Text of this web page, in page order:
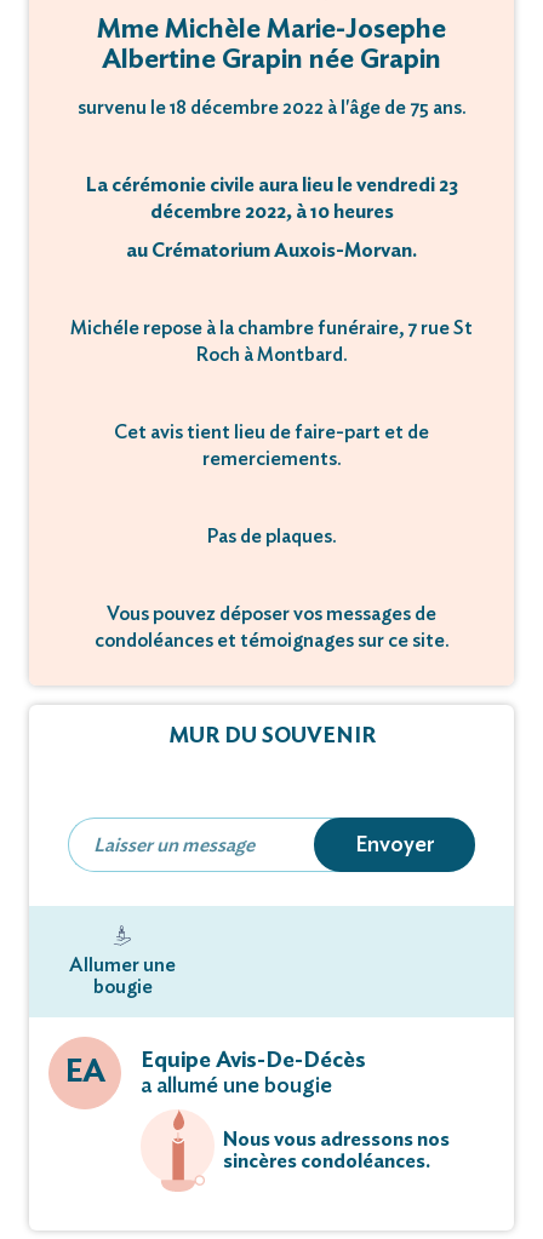
Mme Michèle Marie-Josephe
Albertine Grapin née Grapin
survenu le 18 décembre 2022 à l'âge de 75 ans.
La cérémonie civile aura lieu le vendredi 23
décembre 2022, à 10 heures
au Crématorium Auxois-Morvan.
Michéle repose à la chambre funéraire, 7 rue St
Roch à Montbard.
Cet avis tient lieu de faire-part et de
remerciements.
Pas de plaques.
Vous pouvez déposer vos messages de
condoléances et témoignages sur ce site.
MUR DU SOUVENIR
Envoyer
Allumer une
bougie
EA
Equipe Avis-De-Décès
a allumé une bougie
Nous vous adressons nos
sincères condoléances.